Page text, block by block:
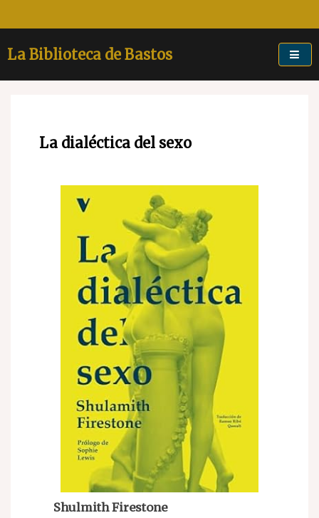
La Biblioteca de Bastos
La dialéctica del sexo
Shulmith Firestone